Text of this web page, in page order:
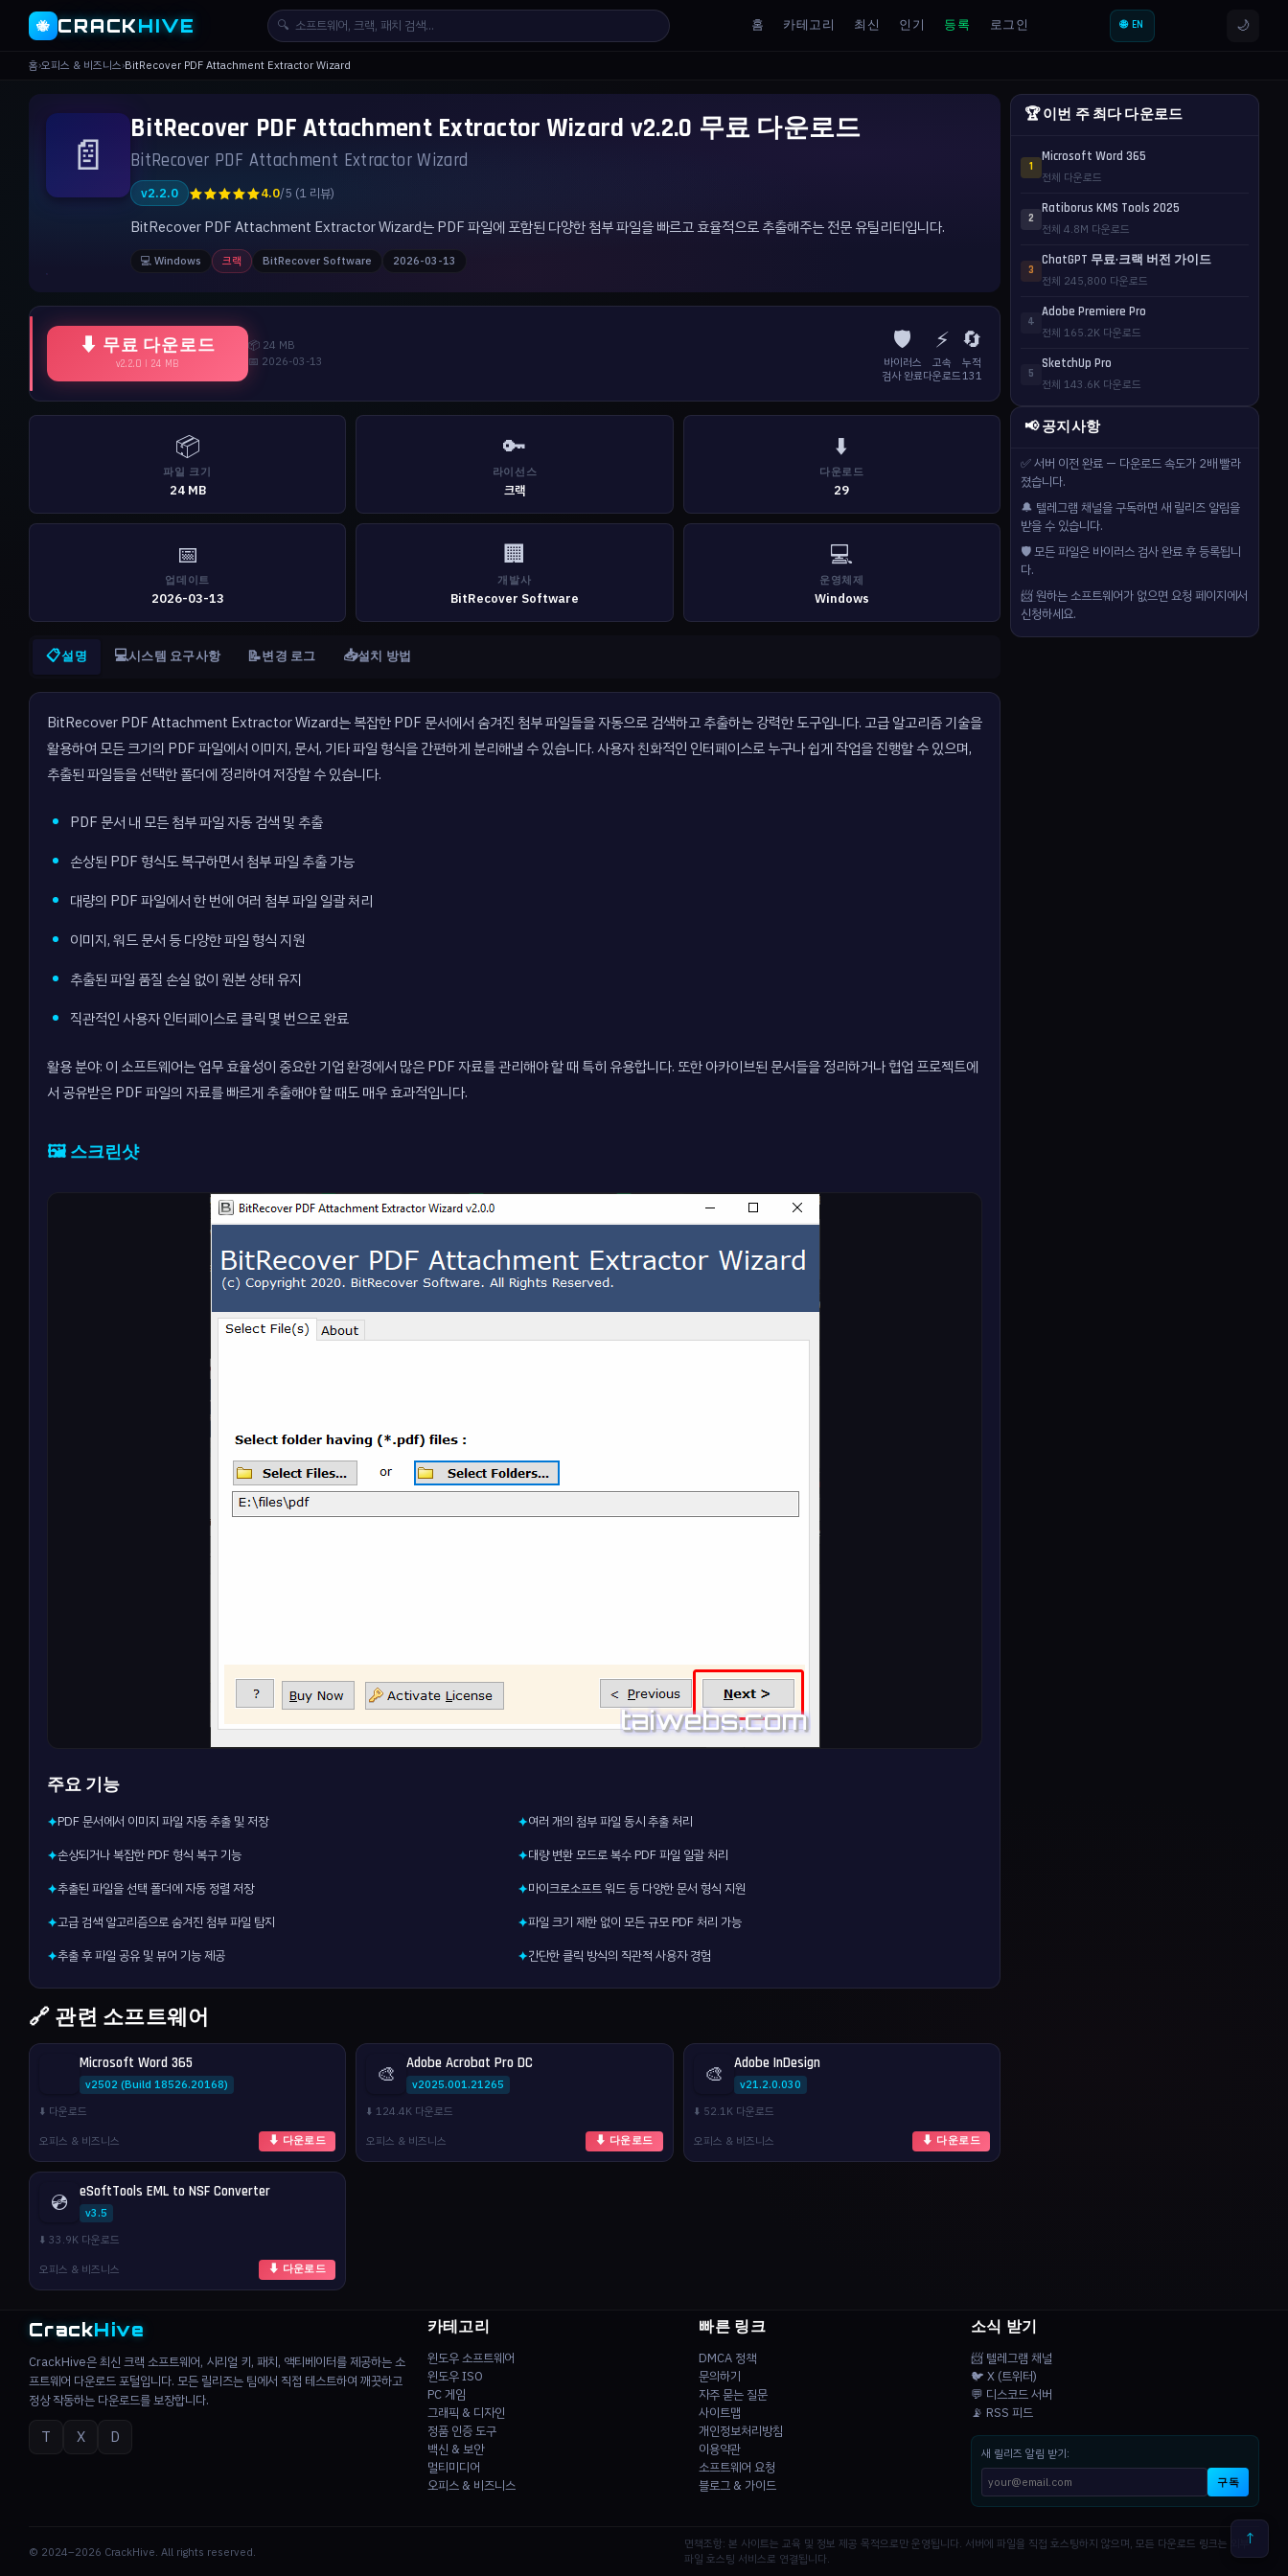
🐝 CRACKHIVE 🔍 홈 카테고리 최신 인기 등록 로그인 🌐 EN 🌙
홈›오피스 & 비즈니스›BitRecover PDF Attachment Extractor Wizard
📄 BitRecover PDF Attachment Extractor Wizard v2.2.0 무료 다운로드
BitRecover PDF Attachment Extractor Wizard
v2.2.0 ★★★★★4.0/5 (1 리뷰)
BitRecover PDF Attachment Extractor Wizard는 PDF 파일에 포함된 다양한 첨부 파일을 빠르고 효율적으로 추출해주는 전문 유틸리티입니다.
💻 Windows 크랙 BitRecover Software 2026-03-13
⬇ 무료 다운로드
v2.2.0 | 24 MB
📦 24 MB
📅 2026-03-13
🛡️
바이러스
검사 완료
⚡
고속
다운로드
🔄
누적
131
📦
파일 크기
24 MB
🔑
라이선스
크랙
⬇️
다운로드
29
📅
업데이트
2026-03-13
🏢
개발사
BitRecover Software
💻
운영체제
Windows
📋설명 💻시스템 요구사항 📝변경 로그 📥설치 방법
BitRecover PDF Attachment Extractor Wizard는 복잡한 PDF 문서에서 숨겨진 첨부 파일들을 자동으로 검색하고 추출하는 강력한 도구입니다. 고급 알고리즘 기술을
활용하여 모든 크기의 PDF 파일에서 이미지, 문서, 기타 파일 형식을 간편하게 분리해낼 수 있습니다. 사용자 친화적인 인터페이스로 누구나 쉽게 작업을 진행할 수 있으며,
추출된 파일들을 선택한 폴더에 정리하여 저장할 수 있습니다.
PDF 문서 내 모든 첨부 파일 자동 검색 및 추출
손상된 PDF 형식도 복구하면서 첨부 파일 추출 가능
대량의 PDF 파일에서 한 번에 여러 첨부 파일 일괄 처리
이미지, 워드 문서 등 다양한 파일 형식 지원
추출된 파일 품질 손실 없이 원본 상태 유지
직관적인 사용자 인터페이스로 클릭 몇 번으로 완료
활용 분야: 이 소프트웨어는 업무 효율성이 중요한 기업 환경에서 많은 PDF 자료를 관리해야 할 때 특히 유용합니다. 또한 아카이브된 문서들을 정리하거나 협업 프로젝트에
서 공유받은 PDF 파일의 자료를 빠르게 추출해야 할 때도 매우 효과적입니다.
🖼️ 스크린샷
주요 기능
✦PDF 문서에서 이미지 파일 자동 추출 및 저장 ✦여러 개의 첨부 파일 동시 추출 처리
✦손상되거나 복잡한 PDF 형식 복구 기능 ✦대량 변환 모드로 복수 PDF 파일 일괄 처리
✦추출된 파일을 선택 폴더에 자동 정렬 저장 ✦마이크로소프트 워드 등 다양한 문서 형식 지원
✦고급 검색 알고리즘으로 숨겨진 첨부 파일 탐지 ✦파일 크기 제한 없이 모든 규모 PDF 처리 가능
✦추출 후 파일 공유 및 뷰어 기능 제공 ✦간단한 클릭 방식의 직관적 사용자 경험
🔗 관련 소프트웨어
Microsoft Word 365
v2502 (Build 18526.20168)
⬇️ 다운로드
오피스 & 비즈니스
⬇ 다운로드
🎨 Adobe Acrobat Pro DC
v2025.001.21265
⬇️ 124.4K 다운로드
오피스 & 비즈니스
⬇ 다운로드
🎨 Adobe InDesign
v21.2.0.030
⬇️ 52.1K 다운로드
오피스 & 비즈니스
⬇ 다운로드
💿 eSoftTools EML to NSF Converter
v3.5
⬇️ 33.9K 다운로드
오피스 & 비즈니스
⬇ 다운로드
🏆 이번 주 최다 다운로드
1
Microsoft Word 365
전체 다운로드
2
Ratiborus KMS Tools 2025
전체 4.8M 다운로드
3
ChatGPT 무료·크랙 버전 가이드
전체 245,800 다운로드
4
Adobe Premiere Pro
전체 165.2K 다운로드
5
SketchUp Pro
전체 143.6K 다운로드
📢 공지사항
✅ 서버 이전 완료 — 다운로드 속도가 2배 빨라
졌습니다.
🔔 텔레그램 채널을 구독하면 새 릴리즈 알림을
받을 수 있습니다.
🛡️ 모든 파일은 바이러스 검사 완료 후 등록됩니
다.
📨 원하는 소프트웨어가 없으면 요청 페이지에서
신청하세요.
CrackHive
CrackHive은 최신 크랙 소프트웨어, 시리얼 키, 패치, 액티베이터를 제공하는 소
프트웨어 다운로드 포털입니다. 모든 릴리즈는 팀에서 직접 테스트하여 깨끗하고
정상 작동하는 다운로드를 보장합니다.
T X D
카테고리
윈도우 소프트웨어
윈도우 ISO
PC 게임
그래픽 & 디자인
정품 인증 도구
백신 & 보안
멀티미디어
오피스 & 비즈니스
빠른 링크
DMCA 정책
문의하기
자주 묻는 질문
사이트맵
개인정보처리방침
이용약관
소프트웨어 요청
블로그 & 가이드
소식 받기
📨 텔레그램 채널
🐦 X (트위터)
💬 디스코드 서버
📡 RSS 피드
새 릴리즈 알림 받기:
구독
© 2024–2026 CrackHive. All rights reserved.
면책조항: 본 사이트는 교육 및 정보 제공 목적으로만 운영됩니다. 서버에 파일을 직접 호스팅하지 않으며, 모든 다운로드 링크는 외부
파일 호스팅 서비스로 연결됩니다.
↑